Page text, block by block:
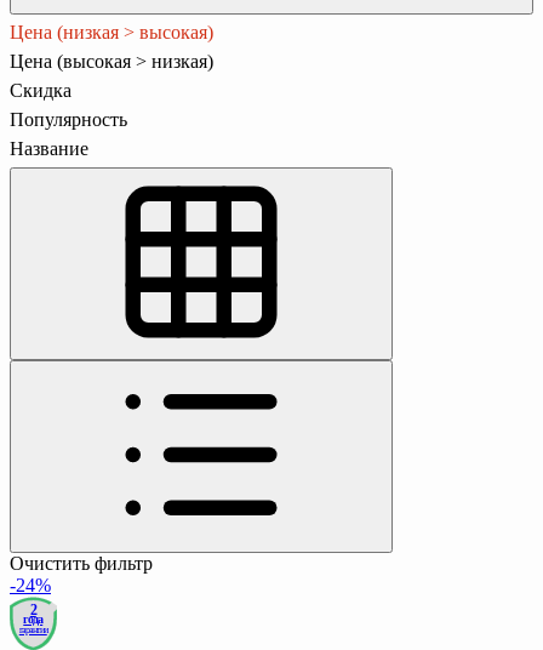
Цена (низкая > высокая)
Цена (высокая > низкая)
Скидка
Популярность
Название
Очистить фильтр
-24%
2
года
гарантии